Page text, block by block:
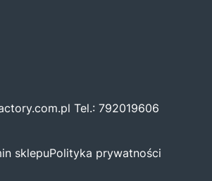
Tel.: 792019606
sklepuPolityka prywatności